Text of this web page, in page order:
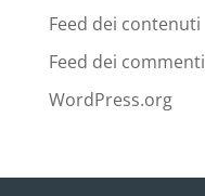
Feed dei contenuti
Feed dei commenti
WordPress.org